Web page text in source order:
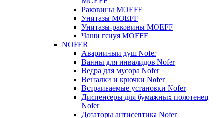
Раковины MOEFF
Унитазы MOEFF
Унитазы-раковины MOEFF
Чаши генуя MOEFF
NOFER
Аварийный душ Nofer
Ванны для инвалидов Nofer
Ведра для мусора Nofer
Вешалки и крючки Nofer
Встраиваемые установки Nofer
Диспенсеры для бумажных полотенец
Nofer
Дозаторы антисептика Nofer